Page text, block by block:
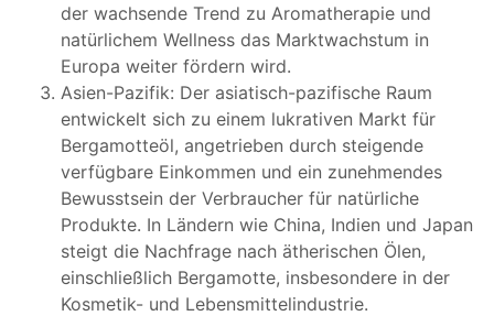
der wachsende Trend zu Aromatherapie und
natürlichem Wellness das Marktwachstum in
Europa weiter fördern wird.
Asien-Pazifik: Der asiatisch-pazifische Raum
entwickelt sich zu einem lukrativen Markt für
Bergamotteöl, angetrieben durch steigende
verfügbare Einkommen und ein zunehmendes
Bewusstsein der Verbraucher für natürliche
Produkte. In Ländern wie China, Indien und Japan
steigt die Nachfrage nach ätherischen Ölen,
einschließlich Bergamotte, insbesondere in der
Kosmetik- und Lebensmittelindustrie.